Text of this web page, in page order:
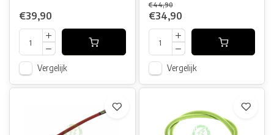
€39,90
Vergelijk
€44,90
€34,90
Vergelijk